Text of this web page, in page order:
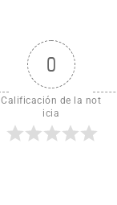
0
Calificación de la not
icia